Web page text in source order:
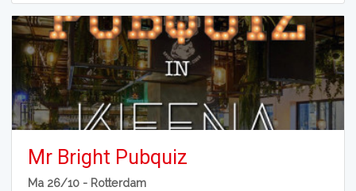
Mr Bright Pubquiz
Ma 26/10 - Rotterdam